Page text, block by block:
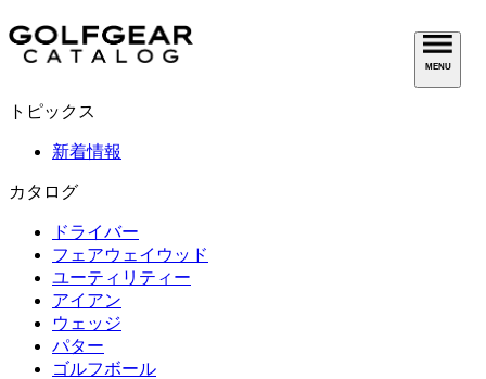
MENU
トピックス
新着情報
カタログ
ドライバー
フェアウェイウッド
ユーティリティー
アイアン
ウェッジ
パター
ゴルフボール